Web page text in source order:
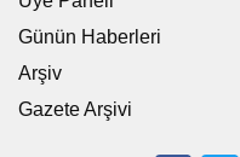
Günün Haberleri
Arşiv
Gazete Arşivi